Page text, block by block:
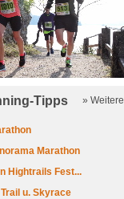
Tipps » Weitere
Marathon
Hightrails Fest...
u. Skyrace